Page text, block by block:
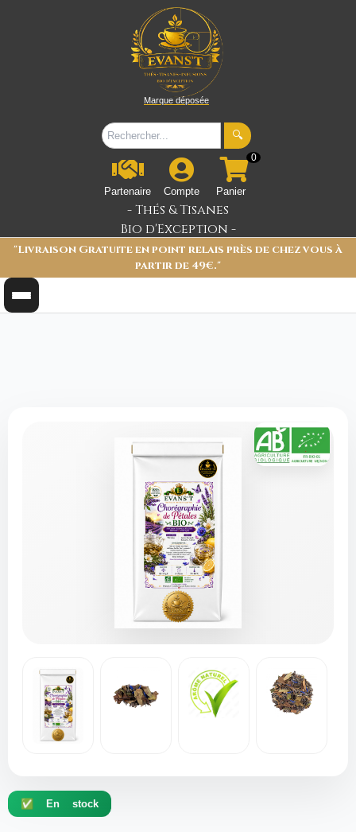
Marque déposée
🔍
Partenaire Compte
0
Panier
- Thés & Tisanes
Bio d'Exception -
"Livraison Gratuite en point relais près de chez vous à
partir de 49€."
✅ En stock